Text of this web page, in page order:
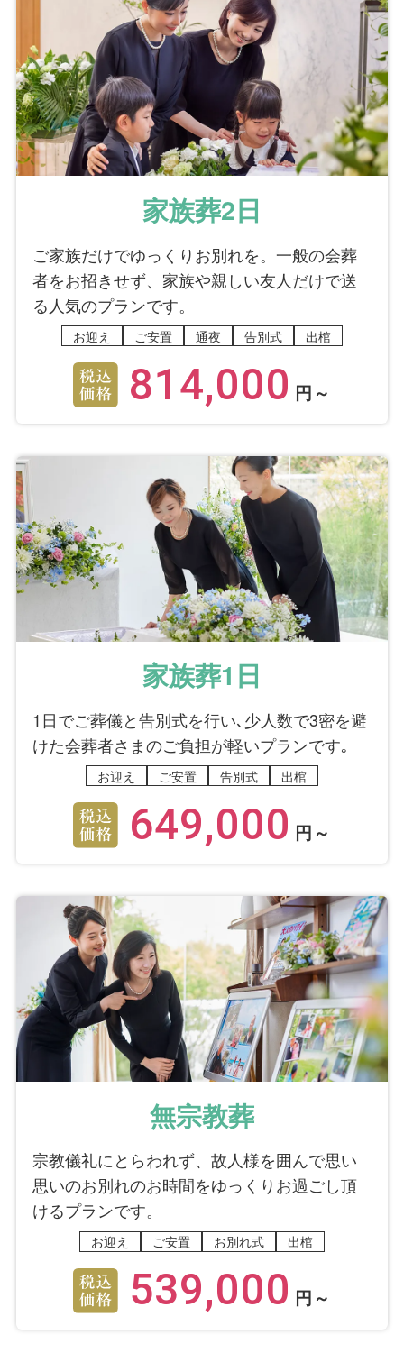
家族葬2日
ご家族だけでゆっくりお別れを。一般の会葬
者をお招きせず、家族や親しい友人だけで送
る人気のプランです。
お迎え ご安置 通夜 告別式 出棺
814,000 円～
家族葬1日
1日でご葬儀と告別式を行い､少人数で3密を避
けた会葬者さまのご負担が軽いプランです｡
お迎え ご安置 告別式 出棺
649,000 円～
無宗教葬
宗教儀礼にとらわれず、故人様を囲んで思い
思いのお別れのお時間をゆっくりお過ごし頂
けるプランです。
お迎え ご安置 お別れ式 出棺
539,000 円～